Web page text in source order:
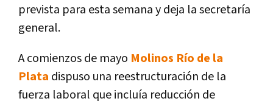
prevista para esta semana y deja la secretaría
general.
A comienzos de mayo Molinos Río de la
Plata dispuso una reestructuración de la
fuerza laboral que incluía reducción de